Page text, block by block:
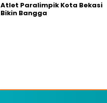
Atlet Paralimpik Kota Bekasi
Bikin Bangga